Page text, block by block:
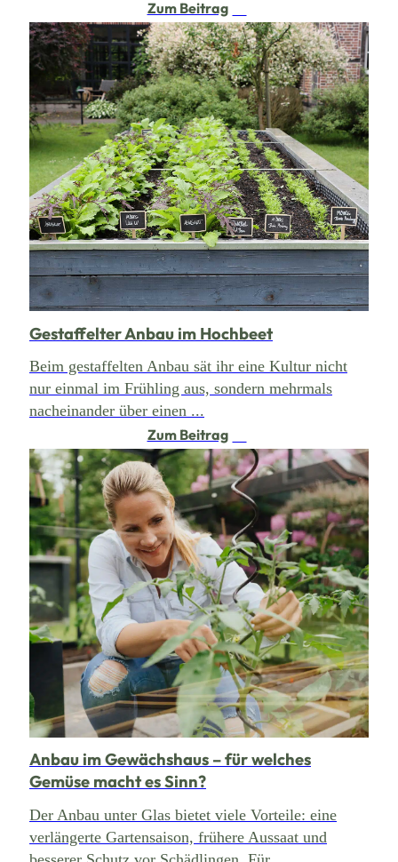
Zum Beitrag
Gestaffelter Anbau im Hochbeet
Beim gestaffelten Anbau sät ihr eine Kultur nicht
nur einmal im Frühling aus, sondern mehrmals
nacheinander über einen ...
Zum Beitrag
Anbau im Gewächshaus – für welches
Gemüse macht es Sinn?
Der Anbau unter Glas bietet viele Vorteile: eine
verlängerte Gartensaison, frühere Aussaat und